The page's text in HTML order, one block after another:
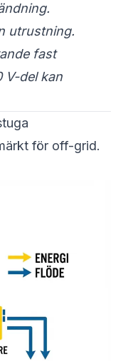
utrustning.
fast
V-del kan
för off-grid.